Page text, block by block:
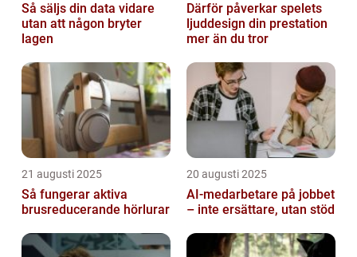
Så säljs din data vidare
utan att någon bryter
lagen
Därför påverkar spelets
ljuddesign din prestation
mer än du tror
21 augusti 2025
Så fungerar aktiva
brusreducerande hörlurar
20 augusti 2025
AI‑medarbetare på jobbet
– inte ersättare, utan stöd